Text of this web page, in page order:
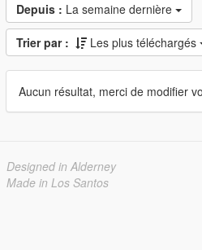
Depuis : La semaine dernière
Trier par : Les plus téléchargés
Aucun résultat, merci de modifier
Designed in Alderney
Made in Los Santos